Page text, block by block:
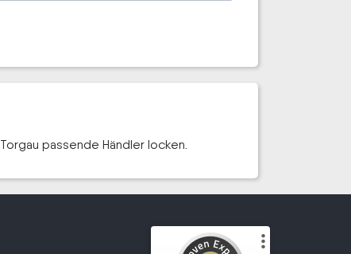
passende Händler locken.